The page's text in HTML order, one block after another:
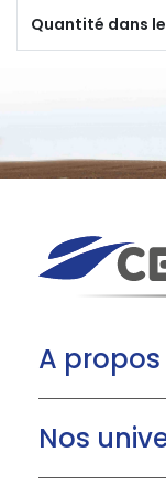
Quantité dans
A propos
Nos